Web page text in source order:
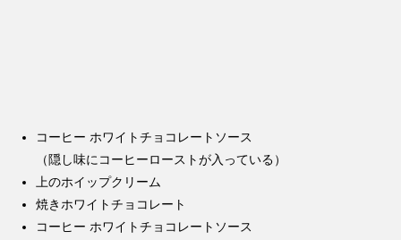
コーヒー ホワイトチョコレートソース
（隠し味にコーヒーローストが入っている）
上のホイップクリーム
焼きホワイトチョコレート
コーヒー ホワイトチョコレートソース